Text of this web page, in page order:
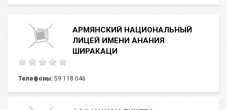
АРМЯНСКИЙ НАЦИОНАЛЬНЫЙ
ЛИЦЕЙ ИМЕНИ АНАНИЯ
ШИРАКАЦИ
Телефоны: 59 118 046